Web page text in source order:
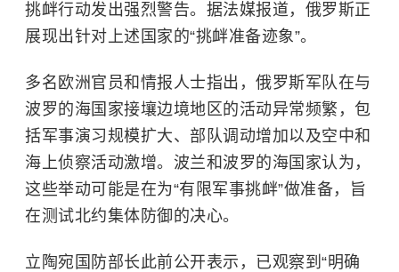
挑衅行动发出强烈警告。据法媒报道，俄罗斯正
展现出针对上述国家的“挑衅准备迹象”。
多名欧洲官员和情报人士指出，俄罗斯军队在与
波罗的海国家接壤边境地区的活动异常频繁，包
括军事演习规模扩大、部队调动增加以及空中和
海上侦察活动激增。波兰和波罗的海国家认为，
这些举动可能是在为“有限军事挑衅”做准备，旨
在测试北约集体防御的决心。
立陶宛国防部长此前公开表示，已观察到“明确